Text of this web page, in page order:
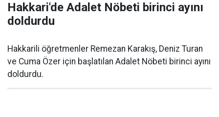
Hakkari'de Adalet Nöbeti birinci ayını
doldurdu
Hakkarili öğretmenler Remezan Karakış, Deniz Turan
ve Cuma Özer için başlatılan Adalet Nöbeti birinci ayını
doldurdu.